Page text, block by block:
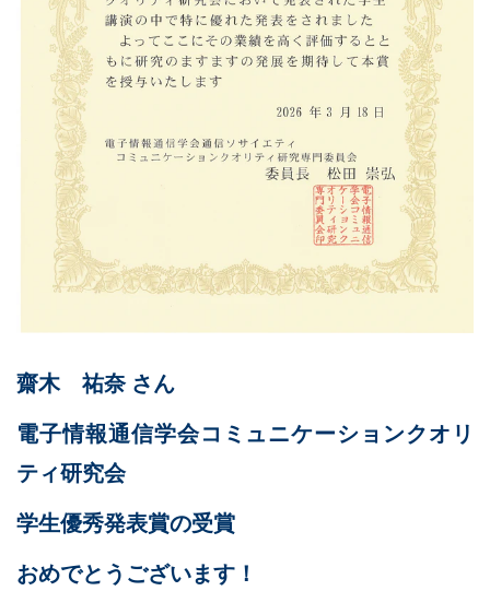
齋木 祐奈 さん
電子情報通信学会コミュニケーションクオリ
ティ研究会
学生優秀発表賞の受賞
おめでとうございます！